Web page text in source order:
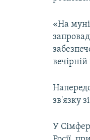
«На
зв'язку
У